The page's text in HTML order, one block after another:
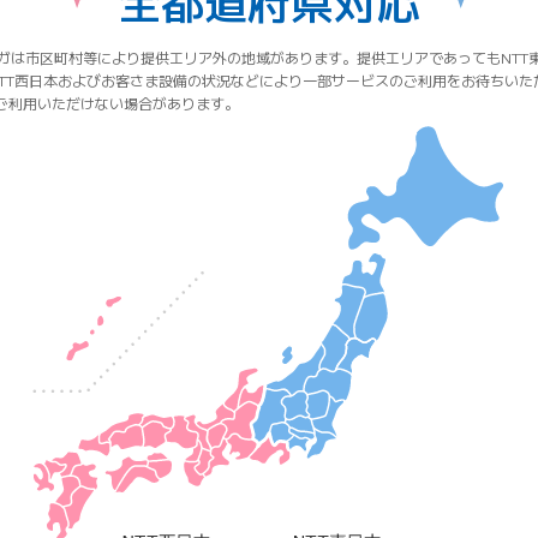
は市区町村等により提供エリア外の地域があります。提供エリアであってもNTT
西日本およびお客さま設備の状況などにより一部サービスのご利用をお待ちいた
利用いただけない場合があります。